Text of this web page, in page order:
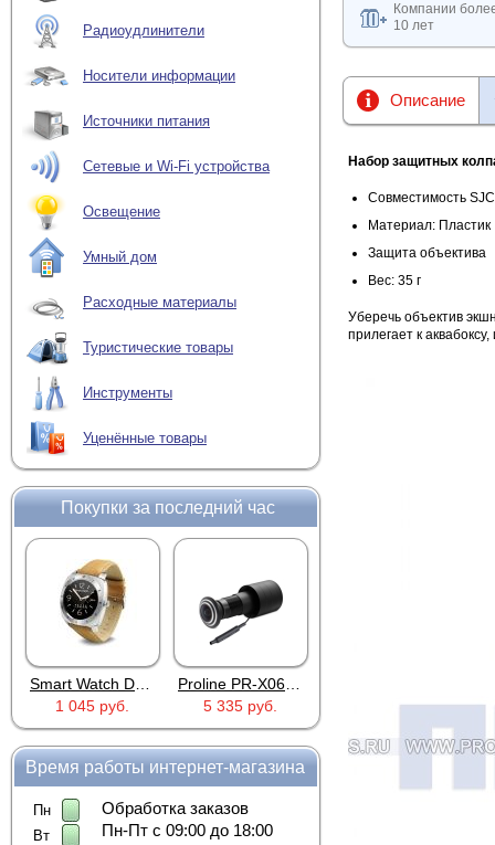
Радиоудлинители
Носители информации
Источники питания
Сетевые и Wi-Fi устройства
Освещение
Умный дом
Расходные материалы
Туристические товары
Инструменты
Уценённые товары
Покупки за последний час
1 045 руб.
5 335 руб.
2 690 руб.
Время работы интернет-магазина
Пн
Вт
Обработка заказов
Пн-Пт с 09:00 до 18:00
Компании
10 лет
Описание
Набор защитных
Совместимость
Материал: Пластик
Защита объектива
Вес: 35 г
Уберечь объектив
прилегает к